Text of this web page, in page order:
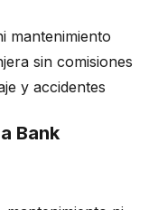
mantenimiento
sin comisiones
y accidentes
Bank